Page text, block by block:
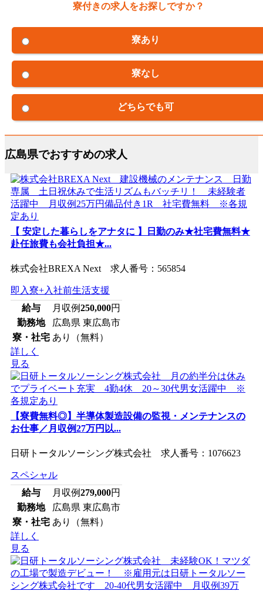
寮付きの求人をお探しですか？
寮あり
寮なし
どちらでも可
広島県でおすすめの求人
【 安定した暮らしをアナタに 】日勤のみ★社宅費無料★
赴任旅費も会社負担★...
株式会社BREXA Next 求人番号：565854
即入寮+入社前生活支援
給与
月収例250,000円
勤務地
広島県 東広島市
寮・社宅 あり（無料）
詳しく
見る
【寮費無料◎】半導体製造設備の監視・メンテナンスの
お仕事／月収例27万円以...
日研トータルソーシング株式会社 求人番号：1076623
スペシャル
給与
月収例279,000円
勤務地
広島県 東広島市
寮・社宅 あり（無料）
詳しく
見る